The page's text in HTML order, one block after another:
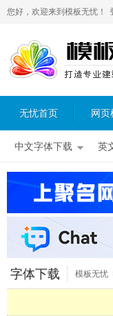
您好，欢迎来到模板无忧！
无忧首页 网页
中文字体下载 英
字体下载 模板无忧